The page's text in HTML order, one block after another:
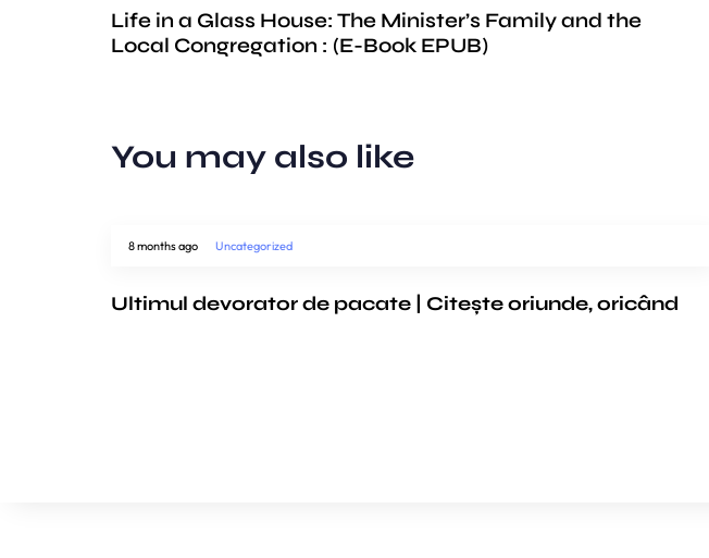
Life in a Glass House: The Minister’s Family and the
Local Congregation : (E-Book EPUB)
You may also like
8 months ago Uncategorized
Ultimul devorator de pacate | Citește oriunde, oricând